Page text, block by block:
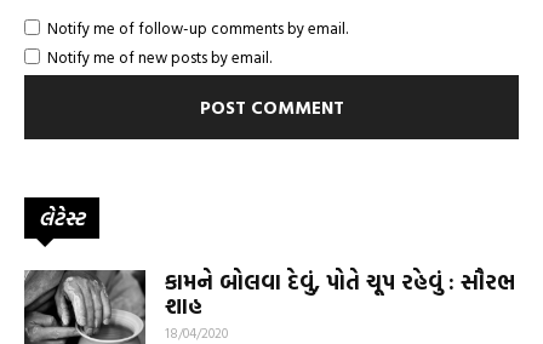
Notify me of follow-up comments by email.
Notify me of new posts by email.
લેટેસ્ટ
કામને બોલવા દેવું, પોતે ચૂપ રહેવું : સૌરભ
શાહ
18/04/2020